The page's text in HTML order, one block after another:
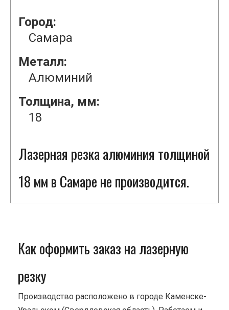
Город:
Самара
Металл:
Алюминий
Толщина, мм:
18
Лазерная резка алюминия толщиной
18 мм в Самаре не производится.
Как оформить заказ на лазерную
резку
Производство расположено в городе Каменске-